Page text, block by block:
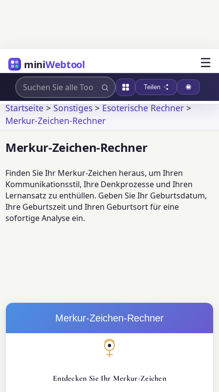
miniWebtool ☰
Teilen
Startseite>Sonstiges>Esoterische Rechner>
Merkur-Zeichen-Rechner
Merkur-Zeichen-Rechner
Finden Sie Ihr Merkur-Zeichen heraus, um Ihren
Kommunikationsstil, Ihre Denkprozesse und Ihren
Lernansatz zu enthüllen. Geben Sie Ihr Geburtsdatum,
Ihre Geburtszeit und Ihren Geburtsort für eine
sofortige Analyse ein.
Merkur-Zeichen-Rechner
Entdecken Sie Ihr Merkur-Zeichen